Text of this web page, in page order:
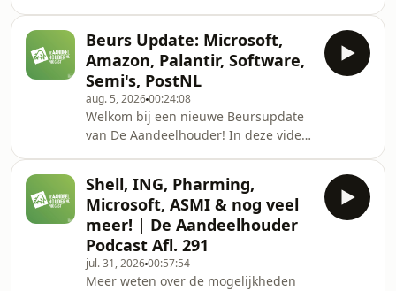
YzsIepUcy25K5W_UdQjCQCIn de
wekelijkse podcast van De
Aandeelhouder ontvangt Nico Inberg
diverse experts uit de financiële
wereld om te praten ov
Beurs Update: Microsoft,
Amazon, Palantir, Software,
Semi's, PostNL
aug. 5, 202600:24:08
Welkom bij een nieuwe Beursupdate
van De Aandeelhouder! In deze video
ontwikkelingen op de financiële
markten.We beginnen met een
algemene blik naar de beurs, gevolgd
door de comeback van hyperscales
&amp; big tech. Hierna kijken we naar
de AEX die door de 1100 punten
Shell, ING, Pharming,
Microsoft, ASMI & nog veel
meer! | De Aandeelhouder
Podcast Afl. 291
jul. 31, 202600:57:54
Meer weten over de mogelijkheden